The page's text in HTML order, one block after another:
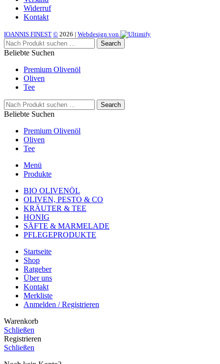
Widerruf
Kontakt
IOANNIS FINEST © 2026 | Webdesign von
Search
Beliebte Suchen
Premium Olivenöl
Oliven
Tee
Search
Beliebte Suchen
Premium Olivenöl
Oliven
Tee
Menü
Produkte
BIO OLIVENÖL
OLIVEN, PESTO & CO
KRÄUTER & TEE
HONIG
SÄFTE & MARMELADE
PFLEGEPRODUKTE
Startseite
Shop
Ratgeber
Über uns
Kontakt
Merkliste
Anmelden / Registrieren
Warenkorb
Schließen
Registrieren
Schließen